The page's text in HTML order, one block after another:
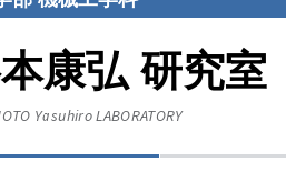
康弘 研究室
YasuhiroLABORATORY